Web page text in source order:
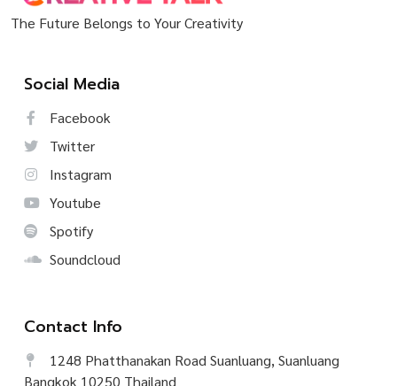
The Future Belongs to Your Creativity
Social Media
Facebook
Twitter
Instagram
Youtube
Spotify
Soundcloud
Contact Info
1248 Phatthanakan Road Suanluang, Suanluang
Bangkok 10250 Thailand